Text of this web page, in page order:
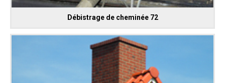
Débistrage de cheminée 72